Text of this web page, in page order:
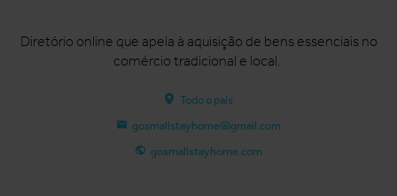
Diretório online que apela à aquisição de bens essenciais no
comércio tradicional e local.
Todo o país
gosmallstayhome@gmail.com
gosmallstayhome.com